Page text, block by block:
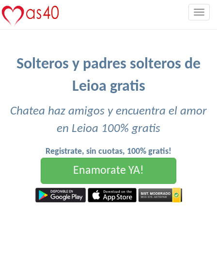
Solteros y padres solteros de
Leioa gratis
Chatea haz amigos y encuentra el amor
en Leioa 100% gratis
Registrate, sin cuotas, 100% gratis!
Enamorate YA!